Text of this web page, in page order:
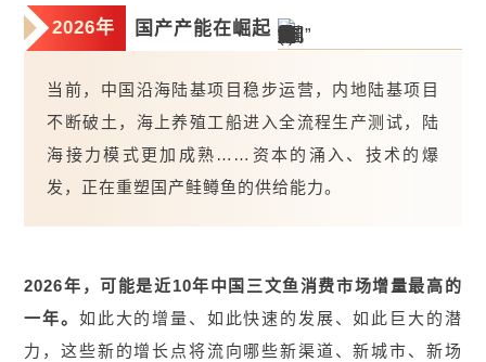
2026年 国产产能在崛起
当前，中国沿海陆基项目稳步运营，内地陆基项目
不断破土，海上养殖工船进入全流程生产测试，陆
海接力模式更加成熟……资本的涌入、技术的爆
发，正在重塑国产鲑鳟鱼的供给能力。
2026年，可能是近10年中国三文鱼消费市场增量最高的
一年。 如此大的增量、如此快速的发展、如此巨大的潜
力，这些新的增长点将流向哪些新渠道、新城市、新场